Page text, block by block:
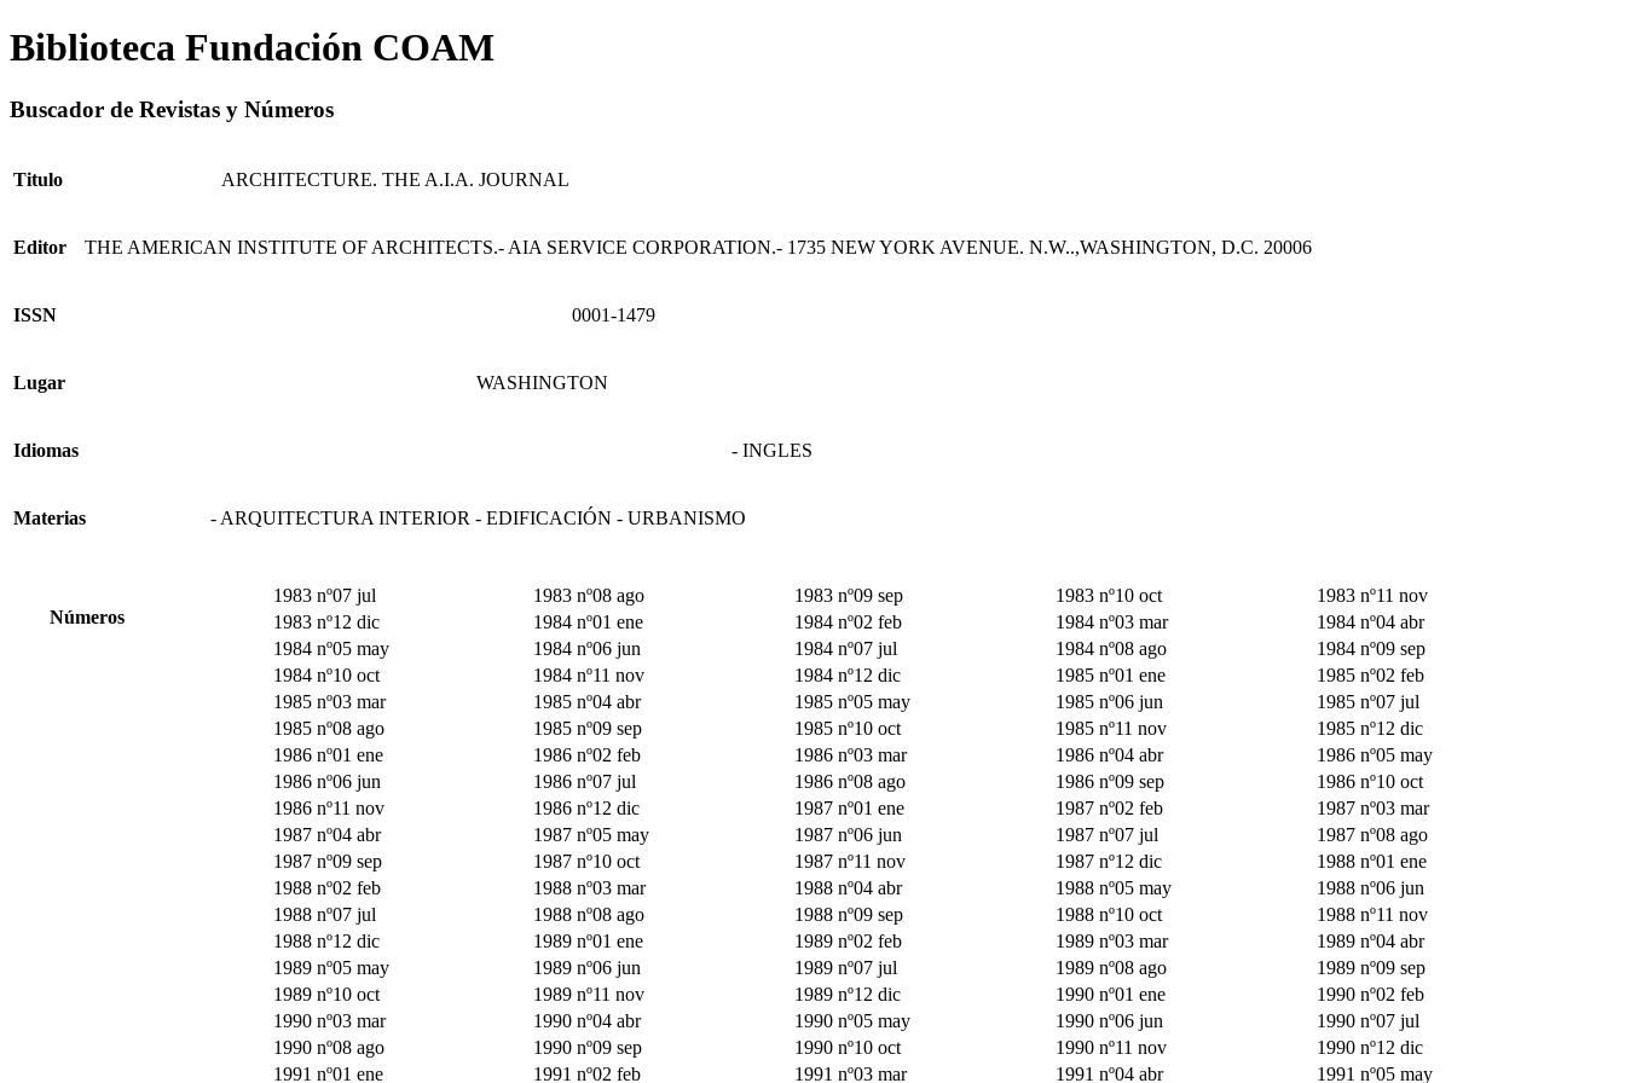
Biblioteca Fundación COAM
Buscador de Revistas y Números
Titulo ARCHITECTURE. THE A.I.A. JOURNAL
Editor THE AMERICAN INSTITUTE OF ARCHITECTS.- AIA SERVICE CORPORATION.- 1735 NEW YORK AVENUE. N.W..,WASHINGTON, D.C. 20006
ISSN 0001-1479
Lugar WASHINGTON
Idiomas - INGLES
Materias - ARQUITECTURA INTERIOR - EDIFICACIÓN - URBANISMO
Números
1983 nº07 jul 1983 nº08 ago 1983 nº09 sep 1983 nº10 oct
1983 nº11 nov
1983 nº12 dic
1984 nº01 ene 1984 nº02 feb 1984 nº03 mar
1984 nº04 abr
1984 nº05 may
1984 nº06 jun 1984 nº07 jul 1984 nº08 ago
1984 nº09 sep
1984 nº10 oct
1984 nº11 nov 1984 nº12 dic 1985 nº01 ene
1985 nº02 feb
1985 nº03 mar
1985 nº04 abr 1985 nº05 may 1985 nº06 jun
1985 nº07 jul
1985 nº08 ago
1985 nº09 sep 1985 nº10 oct 1985 nº11 nov
1985 nº12 dic
1986 nº01 ene
1986 nº02 feb 1986 nº03 mar 1986 nº04 abr
1986 nº05 may
1986 nº06 jun
1986 nº07 jul 1986 nº08 ago 1986 nº09 sep
1986 nº10 oct
1986 nº11 nov
1986 nº12 dic 1987 nº01 ene 1987 nº02 feb
1987 nº03 mar
1987 nº04 abr
1987 nº05 may 1987 nº06 jun 1987 nº07 jul
1987 nº08 ago
1987 nº09 sep
1987 nº10 oct 1987 nº11 nov 1987 nº12 dic
1988 nº01 ene
1988 nº02 feb
1988 nº03 mar 1988 nº04 abr 1988 nº05 may
1988 nº06 jun
1988 nº07 jul
1988 nº08 ago 1988 nº09 sep 1988 nº10 oct
1988 nº11 nov
1988 nº12 dic
1989 nº01 ene 1989 nº02 feb 1989 nº03 mar
1989 nº04 abr
1989 nº05 may
1989 nº06 jun 1989 nº07 jul 1989 nº08 ago
1989 nº09 sep
1989 nº10 oct
1989 nº11 nov 1989 nº12 dic 1990 nº01 ene
1990 nº02 feb
1990 nº03 mar
1990 nº04 abr 1990 nº05 may 1990 nº06 jun
1990 nº07 jul
1990 nº08 ago
1990 nº09 sep 1990 nº10 oct 1990 nº11 nov
1990 nº12 dic
1991 nº01 ene
1991 nº02 feb 1991 nº03 mar 1991 nº04 abr 1991 nº05 may